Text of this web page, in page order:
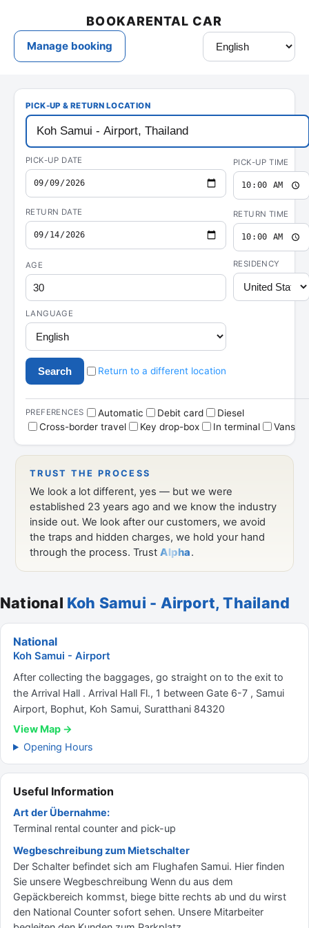
National Koh Samui - Airport, Thailand
National
Koh Samui - Airport
After collecting the baggages, go straight on to the exit to
the Arrival Hall . Arrival Hall Fl., 1 between Gate 6-7 , Samui
Airport, Bophut, Koh Samui, Suratthani 84320
View Map →
Opening Hours
Useful Information
Art der Übernahme:
Terminal rental counter and pick-up
Wegbeschreibung zum Mietschalter
Der Schalter befindet sich am Flughafen Samui. Hier finden
Sie unsere Wegbeschreibung Wenn du aus dem
Gepäckbereich kommst, biege bitte rechts ab und du wirst
den National Counter sofort sehen. Unsere Mitarbeiter